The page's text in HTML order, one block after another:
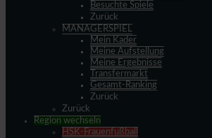
Besuchte Spiele
Zurück
MANAGERSPIEL
Mein Kader
Meine Aufstellung
Meine Ergebnisse
Transfermarkt
Gesamt-Ranking
Zurück
Zurück
Region wechseln
HSK-Frauenfußball